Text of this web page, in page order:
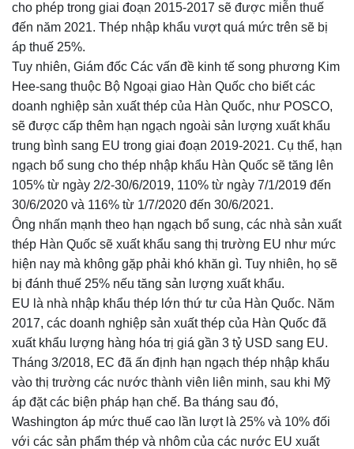
cho phép trong giai đoạn 2015-2017 sẽ được miễn thuế
đến năm 2021. Thép nhập khẩu vượt quá mức trên sẽ bị
áp thuế 25%.
Tuy nhiên, Giám đốc Các vấn đề kinh tế song phương Kim
Hee-sang thuộc Bộ Ngoại giao Hàn Quốc cho biết các
doanh nghiệp sản xuất thép của Hàn Quốc, như POSCO,
sẽ được cấp thêm hạn ngạch ngoài sản lượng xuất khẩu
trung bình sang EU trong giai đoạn 2019-2021. Cụ thể, hạn
ngạch bổ sung cho thép nhập khẩu Hàn Quốc sẽ tăng lên
105% từ ngày 2/2-30/6/2019, 110% từ ngày 7/1/2019 đến
30/6/2020 và 116% từ 1/7/2020 đến 30/6/2021.
Ông nhấn mạnh theo hạn ngạch bổ sung, các nhà sản xuất
thép Hàn Quốc sẽ xuất khẩu sang thị trường EU như mức
hiện nay mà không gặp phải khó khăn gì. Tuy nhiên, họ sẽ
bị đánh thuế 25% nếu tăng sản lượng xuất khẩu.
EU là nhà nhập khẩu thép lớn thứ tư của Hàn Quốc. Năm
2017, các doanh nghiệp sản xuất thép của Hàn Quốc đã
xuất khẩu lượng hàng hóa trị giá gần 3 tỷ USD sang EU.
Tháng 3/2018, EC đã ấn định hạn ngạch thép nhập khẩu
vào thị trường các nước thành viên liên minh, sau khi Mỹ
áp đặt các biện pháp hạn chế. Ba tháng sau đó,
Washington áp mức thuế cao lần lượt là 25% và 10% đối
với các sản phẩm thép và nhôm của các nước EU xuất